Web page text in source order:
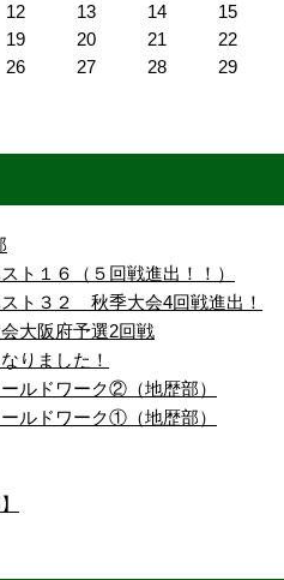
12 13 14
15
19 20 21
22
26 27 28
29
１６（５回戦進出！！）
３２ 秋季大会4回戦進出！
大阪府予選2回戦
りました！
ルドワーク②（地歴部）
ルドワーク①（地歴部）